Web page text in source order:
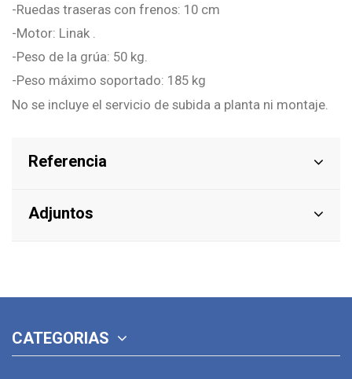
-Ruedas traseras con frenos: 10 cm
-Motor: Linak .
-Peso de la grúa: 50 kg.
-Peso máximo soportado: 185 kg
No se incluye el servicio de subida a planta ni montaje.
Referencia
Adjuntos
CATEGORIAS